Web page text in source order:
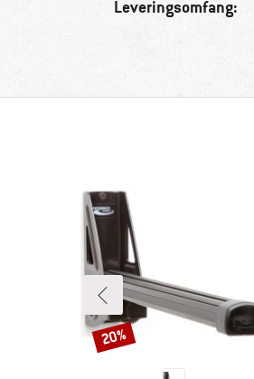
Leveringsomfang:
Rabat
20%